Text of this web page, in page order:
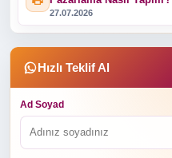
27.07.2026
Hızlı Teklif Al
Ad Soyad